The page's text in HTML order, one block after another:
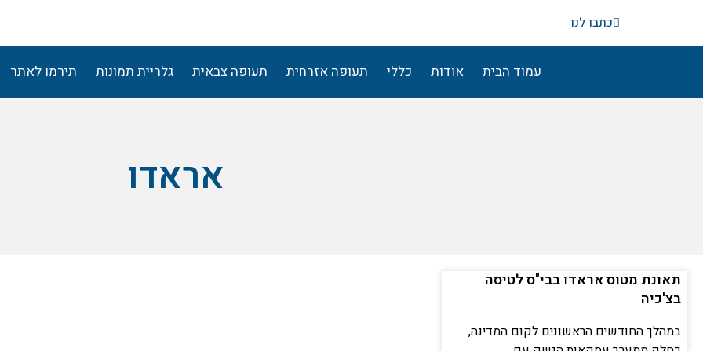
כתבו לנו
עמוד הבית אודות כללי תעופה אזרחית תעופה צבאית גלריית תמונות תירמו לאתר
אראדו
תאונת מטוס אראדו בבי"ס לטיסה
בצ'כיה
במהלך החודשים הראשונים לקום המדינה,